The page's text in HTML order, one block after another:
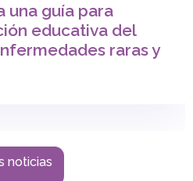
una guía para
educativa del
raras y
noticias